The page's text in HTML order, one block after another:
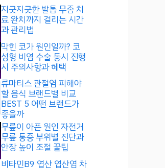
지긋지긋한 발톱 무좀 치
료 완치까지 걸리는 시간
과 관리법
막힌 코가 원인일까? 코
성형 비염 수술 동시 진행
시 주의사항과 혜택
류마티스 관절염 피해야
할 음식 브랜드별 비교
BEST 5 어떤 브랜드가
좋을까
무릎이 아픈 원인 자전거
무릎 통증 부위별 진단과
안장 높이 조절 꿀팁
비타민B9 엽산 엽산염 차